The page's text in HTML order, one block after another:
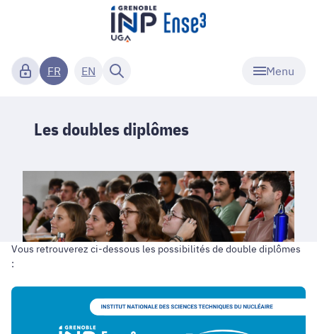
Menu
FR EN
Les doubles diplômes
Vous retrouverez ci-dessous les possibilités de double diplômes
:
Double